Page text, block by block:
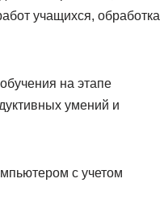
учащихся, обработка
на этапе
умений и
с учетом